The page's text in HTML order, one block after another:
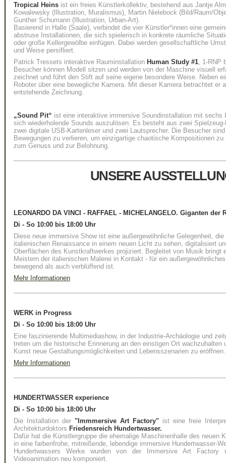
Tropical Heins ist ein freies Künstlerkollektiv, bestehend aus Jantje
Kowalewsky (Illustration, Muralismus), Martin Nielebock (Bild/Raum/
Gunther Schumann (Illustration, Urban-Art).
Basierend in Halle (Saale), verbindet die vier Künstler*innen eine
abstruse Installationen, die sich spielerisch in konkrete räumliche
oder große Kellergewölbe einfügen. Dabei werden gesellschaftliche
und Weise persifliert.
Patrick Tressets interaktive Rauminstallation Human Study #1 , 1-
Besucher können Modell sitzen und werden von der Maschine visuell
zeichnet und führt den Stift auf seine eigene besondere Weise. Neben
Roboter über eine bewegliche Kamera. Mit dieser Kamera betrachtet er
entstehende Zeichnung.
„Sound Pit“ ist eine interaktive immersive Soundinstallation mit sechs
sich wiederholende Sounds auszulösen. Es besteht aus zwei
zwei digitale USB-Kartenleser und zwei Lautsprecher. Die Besucher
Bewegungen zu verlieren, um einzigartige chaotische Kompositionen
zum Genuss und zur Belohnung.
UNSERE
LEONARDO DA VINCI - RAFFAEL - MICHELANGELO. Giganten der
Di - So 10:00 bis 18:00 Uhr
Diese neue immersive Show ist eine außergewöhnliche Gelegenheit,
italienischen Renaissance in einem neuen Licht zu sehen, digitalisiert
Oberflächen des Kunstkraftwerkes projiziert. Begleitet von Musik bringt
Meistern der italienischen Malerei in Kontakt - für ein
bewegend als auch verblüffend ist.
Mehr Informationen
WERK in Progress
Di - So 10:00 bis 18:00 Uhr
Eine faszinierende Multimediashow, in der Industrie-Archäologie und
treten um die historische Erinnerung an den einstigen Ort
Kunst neue Gestaltungsmöglichkeiten und Lebensszenarien zu eröffnen.
Mehr Informationen
HUNDERTWASSER experience
Di - So 10:00 bis 18:00 Uhr
Die Installation der "Immmersive Art Factory" ist eine freie
Architekturdoktors Friedensreich Hundertwasser.
Dafür hat die Künstlergruppe die ehemalige Maschinenhalle des neuen
in eine farbenfrohe, mitreißende, lebendige immersive Hundertwasser-
Hundertwassers Werke wurden von der
Immersive Art Factory
Videoanimation neu komponiert.